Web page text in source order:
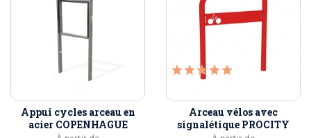
Appui cycles arceau en
acier COPENHAGUE
Arceau vélos avec
signalétique PROCITY